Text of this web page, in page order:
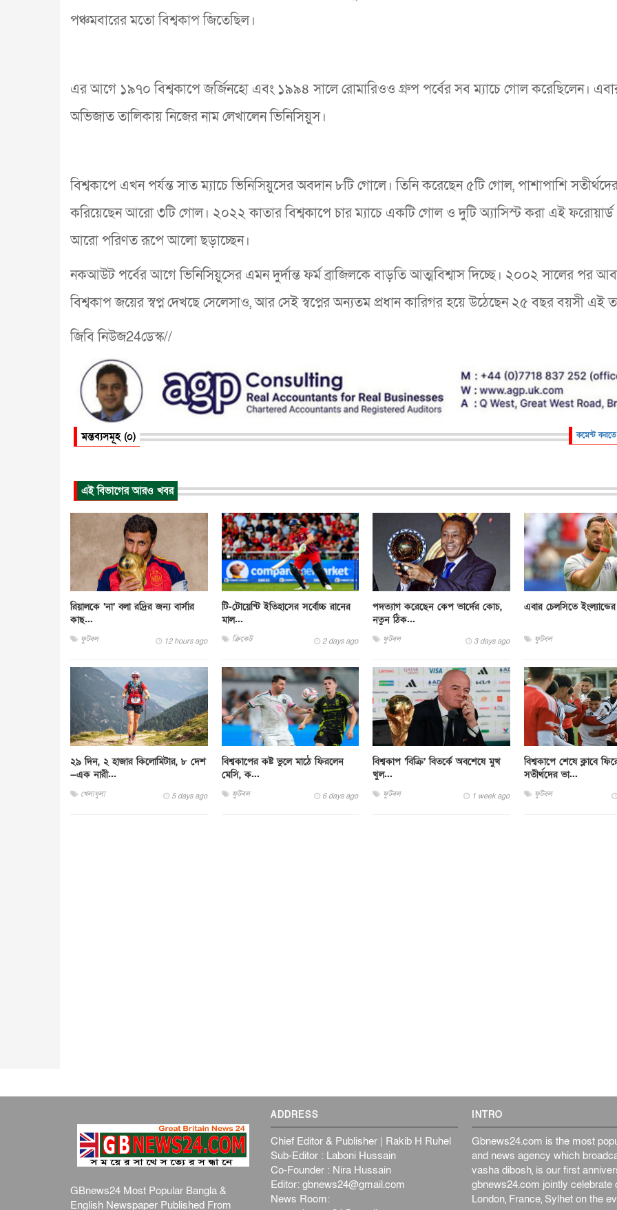
পঞ্চমবারের মতো বিশ্বকাপ জিতেছিল।
এর আগে ১৯৭০ বিশ্বকাপে জর্জিনহো এবং ১৯৯৪ সালে রোমারিওও গ্রুপ পর্বের সব ম্যাচে গোল করেছিলেন।
অভিজাত তালিকায় নিজের নাম লেখালেন ভিনিসিয়ুস।
বিশ্বকাপে এখন পর্যন্ত সাত ম্যাচে ভিনিসিয়ুসের অবদান ৮টি গোলে। তিনি করেছেন ৫টি গোল, পাশাপাশি
করিয়েছেন আরো ৩টি গোল। ২০২২ কাতার বিশ্বকাপে চার ম্যাচে একটি গোল ও দুটি অ্যাসিস্ট করা এই
আরো পরিণত রূপে আলো ছড়াচ্ছেন।
নকআউট পর্বের আগে ভিনিসিয়ুসের এমন দুর্দান্ত ফর্ম ব্রাজিলকে বাড়তি আত্মবিশ্বাস দিচ্ছে। ২০০২ সালের পর
বিশ্বকাপ জয়ের স্বপ্ন দেখছে সেলেসাও, আর সেই স্বপ্নের অন্যতম প্রধান কারিগর হয়ে উঠেছেন ২৫ বছর বয়সী এই
জিবি নিউজ24ডেস্ক//
মন্তব্যসমূহ (০) কমেন্ট
এই বিভাগের আরও খবর
রিয়ালকে ‘না’ বলা রদ্রির জন্য বার্সার
কাছ...
ফুটবল 12 hours ago
টি-টোয়েন্টি ইতিহাসের সর্বোচ্চ রানের
মাল...
ক্রিকেট 2 days ago
পদত্যাগ করেছেন কেপ ভার্দের কোচ,
নতুন ঠিক...
ফুটবল 3 days ago
এবার চেলসিতে
ফুটবল
২৯ দিন, ২ হাজার কিলোমিটার, ৮ দেশ
—এক নারী...
খেলাধুলা 5 days ago
বিশ্বকাপের কষ্ট ভুলে মাঠে ফিরলেন
মেসি, ক...
ফুটবল 6 days ago
বিশ্বকাপ ‘বিক্রি’ বিতর্কে অবশেষে মুখ
খুল...
ফুটবল 1 week ago
বিশ্বকাপে শেষে ক্লাবে
সতীর্থদের ভা...
ফুটবল
GBnews24 Most Popular Bangla &
English Newspaper Published From
ADDRESS
Chief Editor & Publisher | Rakib H Ruhel
Sub-Editor : Laboni Hussain
Co-Founder : Nira Hussain
Editor:gbnews24@gmail.com
News Room:
INTRO
Gbnews24.com is the most
and news agency which
vasha dibosh, is our first
gbnews24.com jointly
London, France, Sylhet on the